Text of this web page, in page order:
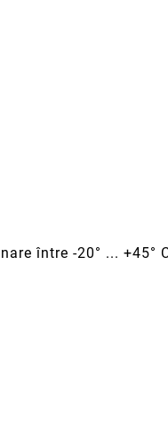
între -20° ... +45°